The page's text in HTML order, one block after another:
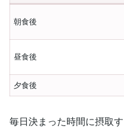
朝食後
昼食後
夕食後
毎日決まった時間に摂取